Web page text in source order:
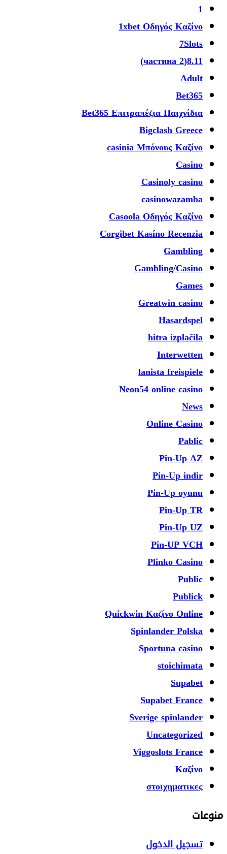
1
1xbet Οδηγός Καζίνο
7Slots
8.11(2 частина)
Adult
Bet365
Bet365 Επιτραπέζια Παιχνίδια
Bigclash Greece
casinia Μπόνους Καζίνο
Casino
Casinoly casino
casinowazamba
Casoola Οδηγός Καζίνο
Corgibet Kasíno Recenzia
Gambling
Gambling/Casino
Games
Greatwin casino
Hasardspel
hitra izplačila
Interwetten
lanista freispiele
Neon54 online casino
News
Online Casino
Pablic
Pin-Up AZ
Pin-Up indir
Pin-Up oyunu
Pin-Up TR
Pin-Up UZ
Pin-UP VCH
Plinko Casino
Public
Publick
Quickwin Καζίνο Online
Spinlander Polska
Sportuna casino
stoichimata
Supabet
Supabet France
Sverige spinlander
Uncategorized
Viggoslots France
Καζίνο
στοιχηματικες
منوعات
تسجيل الدخول